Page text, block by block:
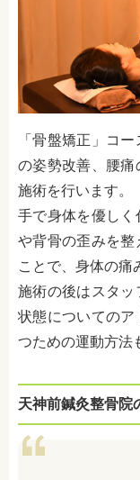
「骨盤矯正」コ
の姿勢改善、腰痛
施術を行います。
手で身体を優し
や背骨の歪みを整
ことで、身体の痛
施術の後はスタ
状態についての
つための運動方法
天神前鍼灸整骨院